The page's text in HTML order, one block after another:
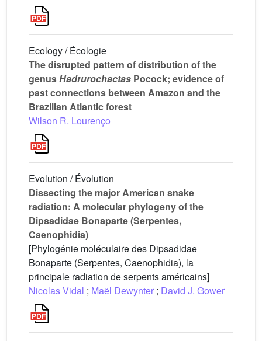
Ecology / Écologie
The disrupted pattern of distribution of the
genusHadrurochactas Pocock; evidence of
past connections between Amazon and the
Brazilian Atlantic forest
Wilson R. Lourenço
Evolution / Évolution
Dissecting the major American snake
radiation: A molecular phylogeny of the
Dipsadidae Bonaparte (Serpentes,
Caenophidia)
[Phylogénie moléculaire des Dipsadidae
Bonaparte (Serpentes, Caenophidia), la
principale radiation de serpents américains]
Nicolas Vidal ; Maël Dewynter ; David J. Gower